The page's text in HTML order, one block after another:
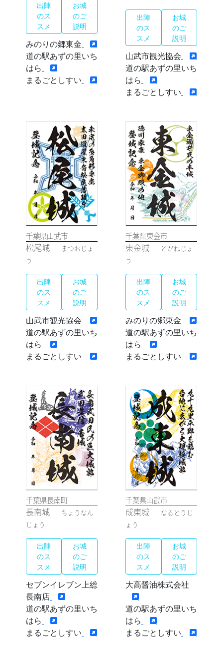
出陣
のス
スメ
お城
のご
説明
みのりの郷東金
道の駅あずの里いち
はら
まるごとしすい
出陣
のス
スメ
お城
のご
説明
山武市観光協会
道の駅あずの里いち
はら
まるごとしすい
千葉県山武市
松尾城
まつおじょ
う
出陣
のス
スメ
お城
のご
説明
山武市観光協会
道の駅あずの里いち
はら
まるごとしすい
千葉県東金市
東金城
とがねじょ
う
出陣
のス
スメ
お城
のご
説明
みのりの郷東金
道の駅あずの里いち
はら
まるごとしすい
千葉県長南町
長南城
ちょうなん
じょう
出陣
のス
スメ
お城
のご
説明
セブンイレブン上総
長南店
道の駅あずの里いち
はら
まるごとしすい
千葉県山武市
成東城
なるとうじ
ょう
出陣
のス
スメ
お城
のご
説明
大高醤油株式会社
道の駅あずの里いち
はら
まるごとしすい